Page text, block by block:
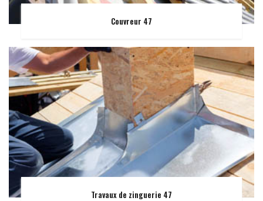
Couvreur 47
Travaux de zinguerie 47